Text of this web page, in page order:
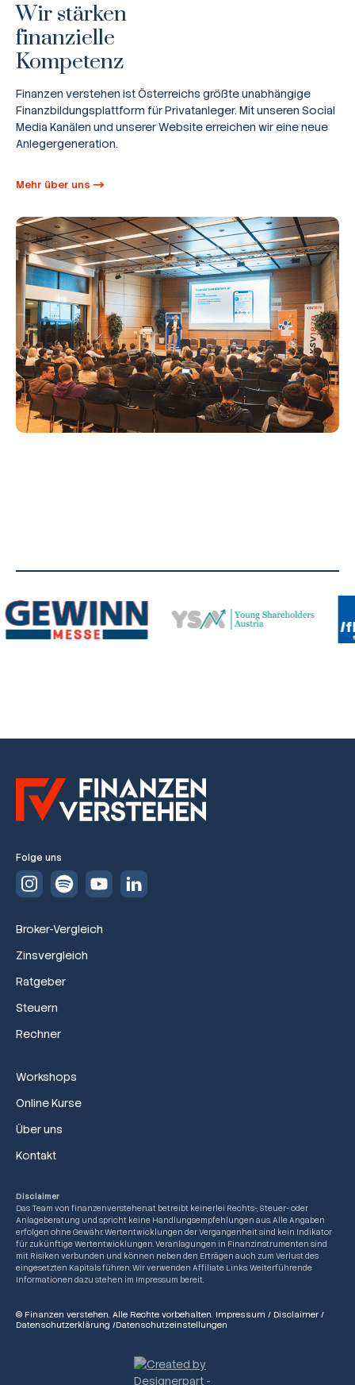
Wir stärken
finanzielle
Kompetenz
Finanzen verstehen ist Österreichs größte unabhängige
Finanzbildungsplattform für Privatanleger. Mit unseren Social
Media Kanälen und unserer Website erreichen wir eine neue
Anlegergeneration.
Mehr über uns
Folge uns
Broker-Vergleich
Zinsvergleich
Ratgeber
Steuern
Rechner
Workshops
Online Kurse
Über uns
Kontakt
Disclaimer
Das Team von finanzenverstehen.at betreibt keinerlei Rechts-, Steuer- oder
Anlageberatung und spricht keine Handlungsempfehlungen aus. Alle Angaben
erfolgen ohne Gewähr. Wertentwicklungen der Vergangenheit sind kein Indikator
für zukünftige Wertentwicklungen. Veranlagungen in Finanzinstrumenten sind
mit Risiken verbunden und können neben den Erträgen auch zum Verlust des
eingesetzten Kapitals führen. Wir verwenden Affiliate Links. Weiterführende
Informationen dazu stehen im Impressum bereit.
© Finanzen verstehen. Alle Rechte vorbehalten. Impressum / Disclaimer /
Datenschutzerklärung /Datenschutzeinstellungen